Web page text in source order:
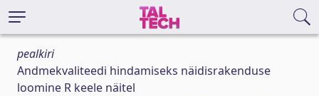
pealkiri
Andmekvaliteedi hindamiseks näidisrakenduse
loomine R keele näitel